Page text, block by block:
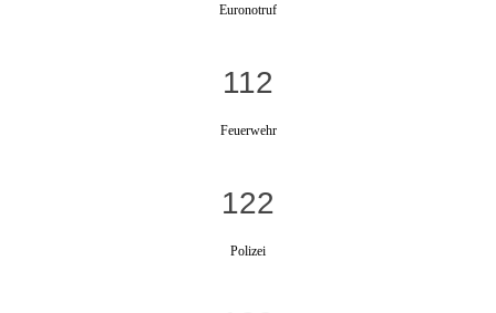
Euronotruf
112
Feuerwehr
122
Polizei